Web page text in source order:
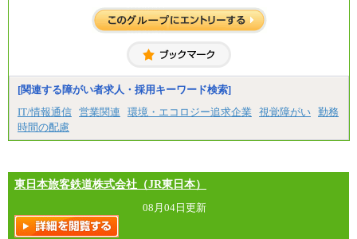
整給
※詳細はJTBキャリアサイトよりご確認ください。
■(株)JTBコミュニケーションデザイン
総合職 月給230,000円
みなし残業手当：20,000円（一律支給）※みなし
残業手当の残業時間は10.43時間。
間に応じて、時間外手当等を支給。
■（株）JTBグローバルマーケティング＆トラベル
訪日事業職 月給202,000～227,000円＋地域間調整
給
※詳細はJTBキャリアサイトよりご確認ください。
[関連する障がい者求人・採用キーワード検索]
IT/情報通信 営業関連 環境・エコロジー追求企業 視覚障がい 勤務
時間の配慮
東日本旅客鉄道株式会社（JR東日本）
08月04日更新